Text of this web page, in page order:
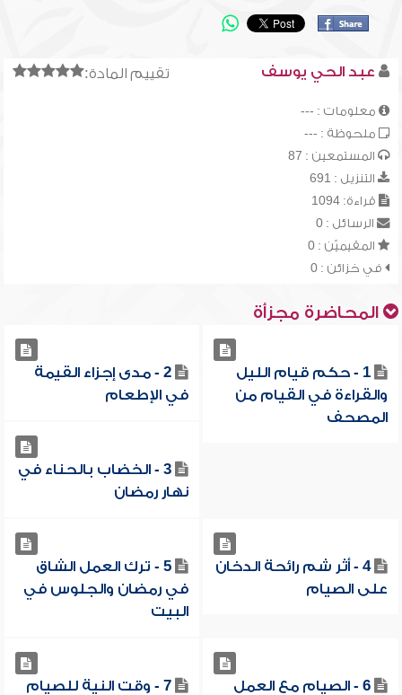
تقييم المادة: عبد الحي يوسف
معلومات : ---
ملحوظة : ---
المستمعين : 87
التنزيل : 691
قراءة: 1094
الرسائل : 0
المقيميّن : 0
في خزائن : 0
المحاضرة مجزأة
1 - حكم قيام الليل
والقراءة في القيام من
المصحف
2 - مدى إجزاء القيمة
في الإطعام
3 - الخضاب بالحناء في
نهار رمضان
4 - أثر شم رائحة الدخان
على الصيام
5 - ترك العمل الشاق
في رمضان والجلوس في
البيت
6 - الصيام مع العمل
7 - وقت النية للصيام